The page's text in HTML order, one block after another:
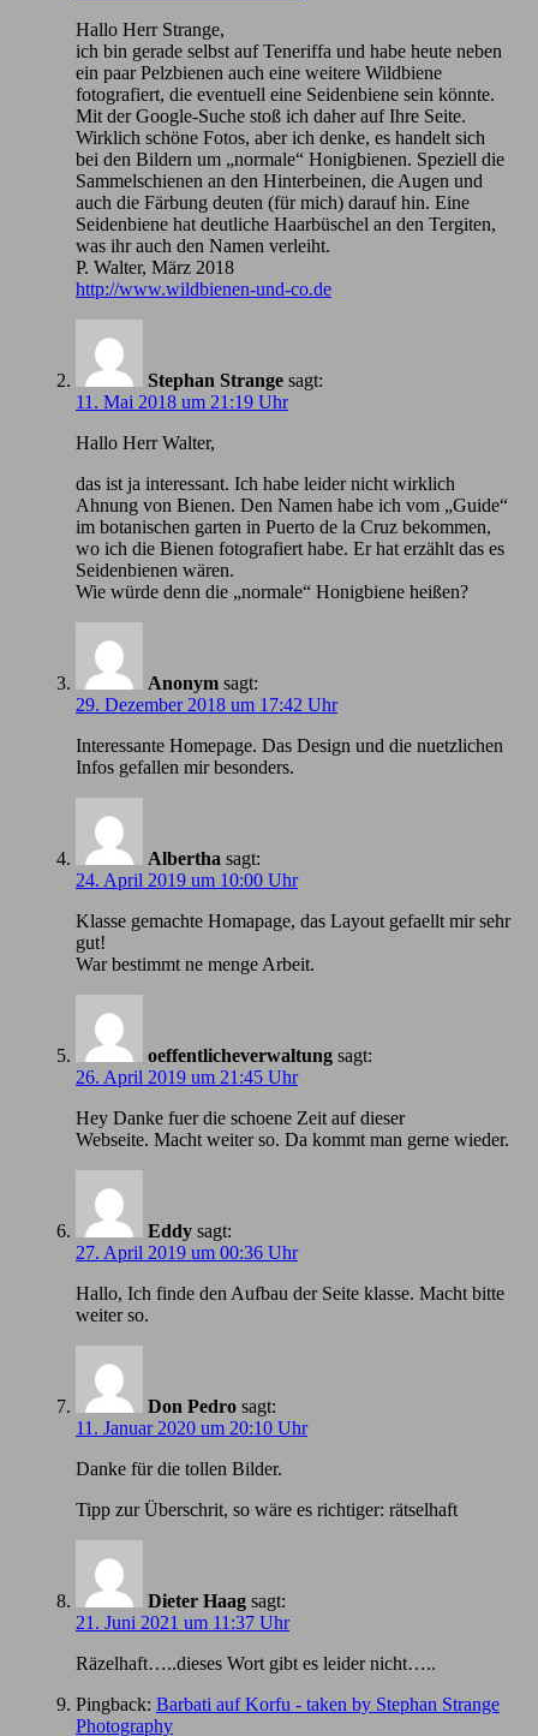
Hallo Herr Strange,
ich bin gerade selbst auf Teneriffa und habe heute neben
ein paar Pelzbienen auch eine weitere Wildbiene
fotografiert, die eventuell eine Seidenbiene sein könnte.
Mit der Google-Suche stoß ich daher auf Ihre Seite.
Wirklich schöne Fotos, aber ich denke, es handelt sich
bei den Bildern um „normale“ Honigbienen. Speziell die
Sammelschienen an den Hinterbeinen, die Augen und
auch die Färbung deuten (für mich) darauf hin. Eine
Seidenbiene hat deutliche Haarbüschel an den Tergiten,
was ihr auch den Namen verleiht.
P. Walter, März 2018
http://www.wildbienen-und-co.de
Stephan Strange sagt:
11. Mai 2018 um 21:19 Uhr
Hallo Herr Walter,
das ist ja interessant. Ich habe leider nicht wirklich
Ahnung von Bienen. Den Namen habe ich vom „Guide“
im botanischen garten in Puerto de la Cruz bekommen,
wo ich die Bienen fotografiert habe. Er hat erzählt das es
Seidenbienen wären.
Wie würde denn die „normale“ Honigbiene heißen?
Anonym sagt:
29. Dezember 2018 um 17:42 Uhr
Іnteressante Homepage. Das Design und die nuetzlichen
Infos gefallen mir besonders.
Albertha sagt:
24. April 2019 um 10:00 Uhr
Klasse gemachte Homapage, das Layout gefaellt mir sehr
gut!
War bestimmt ne menge Arbeit.
oeffentlicheverwaltung sagt:
26. April 2019 um 21:45 Uhr
Hey Danke fuer die schoene Zeit auf dieser
Webseite. Macht weiter so. Da kommt man gerne wieder.
Eddy sagt:
27. April 2019 um 00:36 Uhr
Hallo, Ich finde den Aufbau der Seite klasse. Macht bitte
weiter so.
Don Pedro sagt:
11. Januar 2020 um 20:10 Uhr
Danke für die tollen Bilder.
Tipp zur Überschrit, so wäre es richtiger: rätselhaft
Dieter Haag sagt:
21. Juni 2021 um 11:37 Uhr
Räzelhaft…..dieses Wort gibt es leider nicht…..
Pingback: Barbati auf Korfu - taken by Stephan Strange
Photography